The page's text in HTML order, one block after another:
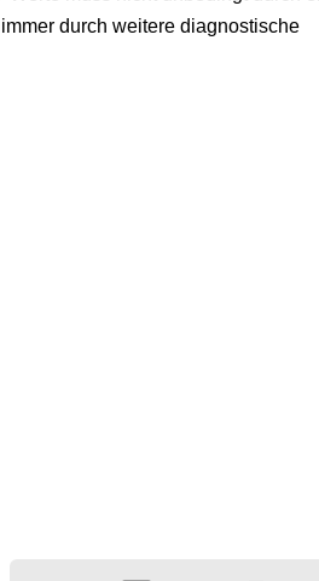
durch weitere diagnostische